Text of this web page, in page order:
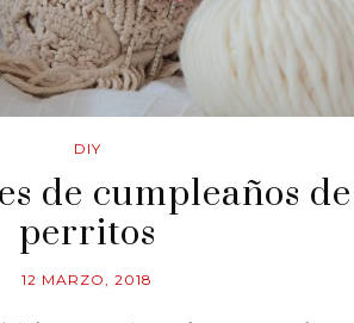
DIY
de cumpleaños de
perritos
12 MARZO, 2018